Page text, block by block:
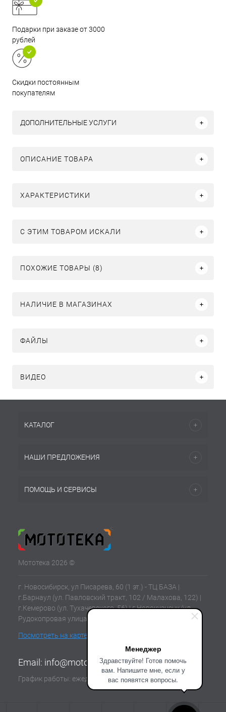
Менеджер
Здравствуйте! Готов помочь
вам. Напишите мне, если у
вас появятся вопросы.
Подарки при заказе от 3000
рублей
Скидки постоянным
покупателям
ДОПОЛНИТЕЛЬНЫЕ УСЛУГИ
ОПИСАНИЕ ТОВАРА
ХАРАКТЕРИСТИКИ
C ЭТИМ ТОВАРОМ ИСКАЛИ
ПОХОЖИЕ ТОВАРЫ (8)
НАЛИЧИЕ В МАГАЗИНАХ
ФАЙЛЫ
ВИДЕО
КАТАЛОГ
НАШИ ПРЕДЛОЖЕНИЯ
ПОМОЩЬ И СЕРВИСЫ
Мототека 2026 ©
г. Новосибирск, ул Писарева, 60 (1 эт.) - ТЦ БАЗА |
г.Барнаул (ул. Павловский тракт, 102 / Малахова, 122) |
г.Кемерово (ул. Тухачевского, 56) | г.Новокузнецк (ул.
Рудокопровая улица, 21) | г.Томск (ул. Клюева, 11В)
Посмотреть на карте
Email: info@mototeka.su
График работы: ежедневно с 10:00 до 19:00